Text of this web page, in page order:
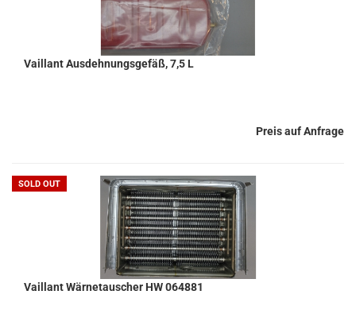
Vaillant Ausdehnungsgefäß, 7,5 L
Preis auf Anfrage
SOLD OUT
Vaillant Wärnetauscher HW 064881